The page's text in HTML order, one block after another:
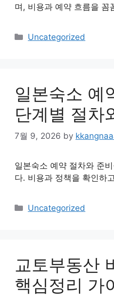
며, 비용과 예약 흐름을 꼼
Categories
Uncategorized
일본숙소 예
단계별 절차
7월 9, 2026 by
일본숙소 예약 절차와 준
다. 비용과 정책을 확인하
Categories
Uncategorized
교토부동산
핵심정리 가